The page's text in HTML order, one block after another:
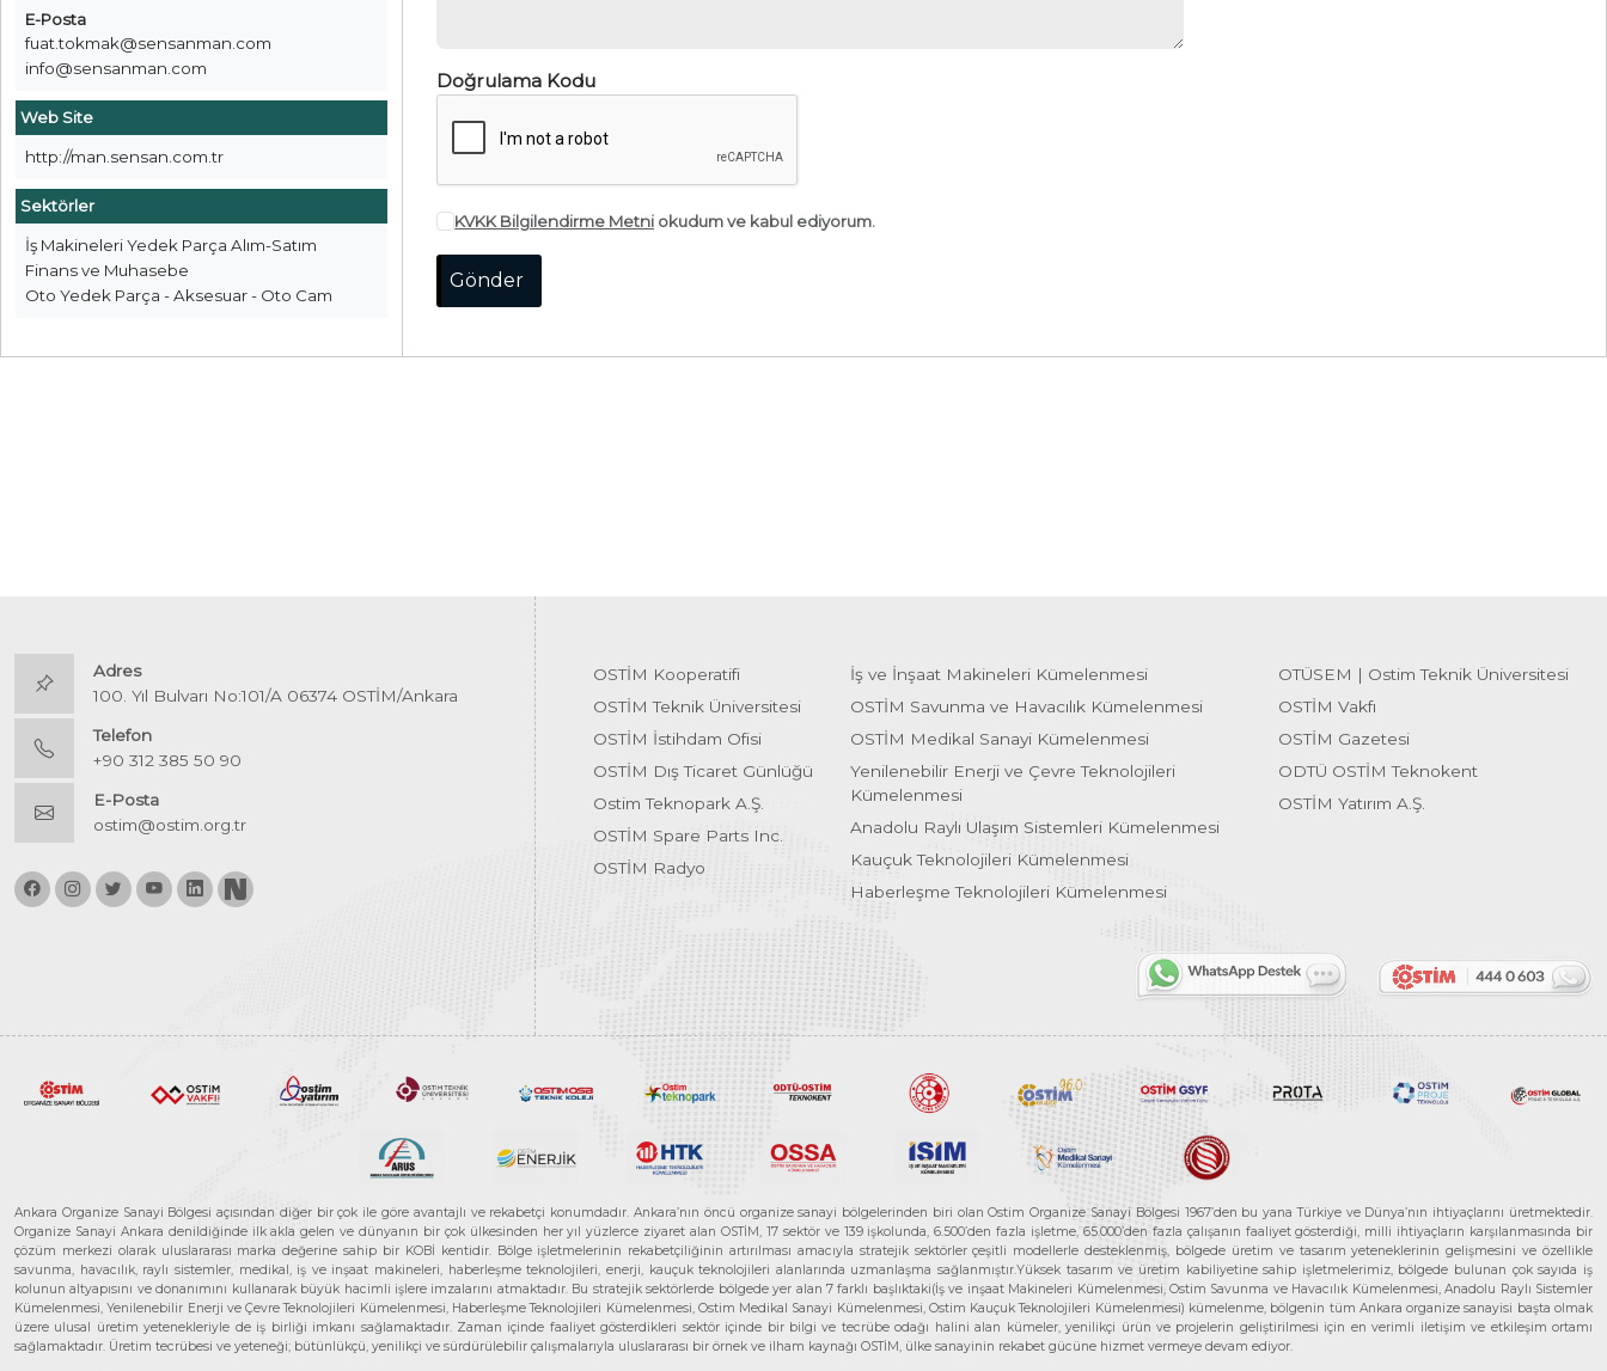
E-Posta
fuat.tokmak@sensanman.com
info@sensanman.com
Web Site
http://man.sensan.com.tr
Sektörler
İş Makineleri Yedek Parça Alım-Satım
Finans ve Muhasebe
Oto Yedek Parça - Aksesuar - Oto Cam
Doğrulama Kodu
KVKK Bilgilendirme Metni okudum ve kabul ediyorum.
Adres
100. Yıl Bulvarı No:101/A 06374 OSTİM/Ankara
Telefon
+90 312 385 50 90
E-Posta
ostim@ostim.org.tr
OSTİM Kooperatifi
OSTİM Teknik Üniversitesi
OSTİM İstihdam Ofisi
OSTİM Dış Ticaret Günlüğü
Ostim Teknopark A.Ş.
OSTİM Spare Parts Inc.
OSTİM Radyo
İş ve İnşaat Makineleri Kümelenmesi
OSTİM Savunma ve Havacılık Kümelenmesi
OSTİM Medikal Sanayi Kümelenmesi
Yenilenebilir Enerji ve Çevre Teknolojileri
Kümelenmesi
Anadolu Raylı Ulaşım Sistemleri Kümelenmesi
Kauçuk Teknolojileri Kümelenmesi
Haberleşme Teknolojileri Kümelenmesi
OTÜSEM | Ostim Teknik Üniversitesi
OSTİM Vakfı
OSTİM Gazetesi
ODTÜ OSTİM Teknokent
OSTİM Yatırım A.Ş.
Ankara Organize Sanayi Bölgesi açısından diğer bir çok ile göre avantajlı ve rekabetçi konumdadır. Ankara’nın öncü organize sanayi bölgelerinden biri olan Ostim Organize Sanayi Bölgesi 1967’den bu yana Türkiye ve Dünya’nın ihtiyaçlarını üretmektedir.
Organize Sanayi Ankara denildiğinde ilk akla gelen ve dünyanın bir çok ülkesinden her yıl yüzlerce ziyaret alan OSTİM, 17 sektör ve 139 işkolunda, 6.500’den fazla işletme, 65.000’den fazla çalışanın faaliyet gösterdiği, milli ihtiyaçların karşılanmasında bir
çözüm merkezi olarak uluslararası marka değerine sahip bir KOBİ kentidir. Bölge işletmelerinin rekabetçiliğinin artırılması amacıyla stratejik sektörler çeşitli modellerle desteklenmiş, bölgede üretim ve tasarım yeteneklerinin gelişmesini ve özellikle
savunma, havacılık, raylı sistemler, medikal, iş ve inşaat makineleri, haberleşme teknolojileri, enerji, kauçuk teknolojileri alanlarında uzmanlaşma sağlanmıştır.Yüksek tasarım ve üretim kabiliyetine sahip işletmelerimiz, bölgede bulunan çok sayıda iş
kolunun altyapısını ve donanımını kullanarak büyük hacimli işlere imzalarını atmaktadır. Bu stratejik sektörlerde bölgede yer alan 7 farklı başlıktaki(İş ve inşaat Makineleri Kümelenmesi, Ostim Savunma ve Havacılık Kümelenmesi, Anadolu Raylı Sistemler
Kümelenmesi, Yenilenebilir Enerji ve Çevre Teknolojileri Kümelenmesi, Haberleşme Teknolojileri Kümelenmesi, Ostim Medikal Sanayi Kümelenmesi, Ostim Kauçuk Teknolojileri Kümelenmesi) kümelenme, bölgenin tüm Ankara organize sanayisi başta olmak
üzere ulusal üretim yetenekleriyle de iş birliği imkanı sağlamaktadır. Zaman içinde faaliyet gösterdikleri sektör içinde bir bilgi ve tecrübe odağı halini alan kümeler, yenilikçi ürün ve projelerin geliştirilmesi için en verimli iletişim ve etkileşim ortamı
sağlamaktadır. Üretim tecrübesi ve yeteneği; bütünlükçü, yenilikçi ve sürdürülebilir çalışmalarıyla uluslararası bir örnek ve ilham kaynağı OSTİM, ülke sanayinin rekabet gücüne hizmet vermeye devam ediyor.